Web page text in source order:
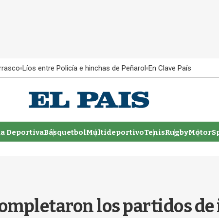
Líos entre Policía e hinchas de Peñarol En Clave País
DeportivaBásquetbolMultideportivoTenisRugby
los partidos de